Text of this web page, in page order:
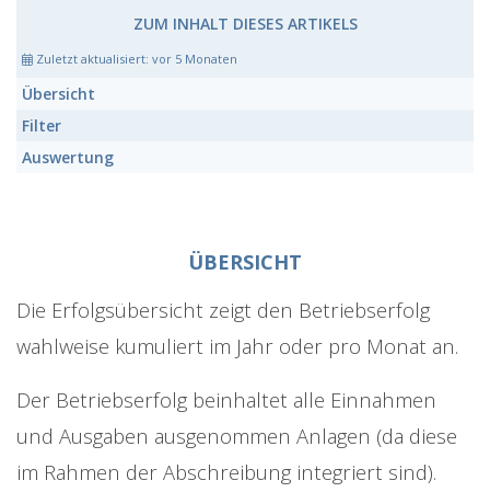
ZUM INHALT DIESES ARTIKELS
Zuletzt aktualisiert: vor 5 Monaten
Übersicht
Filter
Auswertung
ÜBERSICHT
Die Erfolgsübersicht zeigt den Betriebserfolg
wahlweise kumuliert im Jahr oder pro Monat an.
Der Betriebserfolg beinhaltet alle Einnahmen
und Ausgaben ausgenommen Anlagen (da diese
im Rahmen der Abschreibung integriert sind).